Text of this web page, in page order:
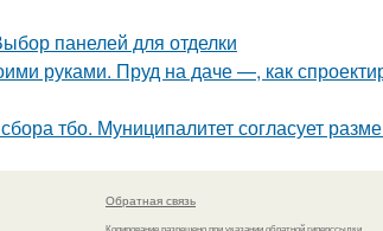
панелей для отделки
руками. Пруд на даче —, как
тбо. Муниципалитет согласует
Обратная связь
Копирование разрешено при указании обратной гиперссылки.